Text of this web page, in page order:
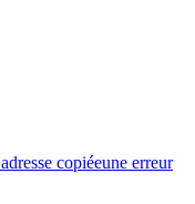
adresse copiéeune erreur